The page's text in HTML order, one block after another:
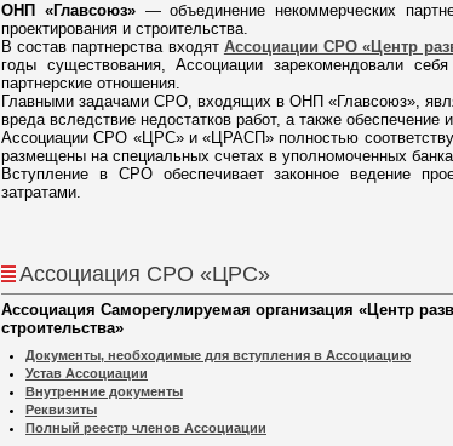
ОНП «Главсоюз»— объединение некоммерческих
проектирования и строительства.
В состав партнерства входят Ассоциации СРО «Центр
годы существования, Ассоциации зарекомендовали
партнерские отношения.
Главными задачами СРО, входящих в ОНП «Главсоюз»,
вреда вследствие недостатков работ, а также обеспечение
Ассоциации СРО «ЦРС» и «ЦРАСП» полностью
размещены на специальных счетах в уполномоченных
Вступление в СРО обеспечивает законное ведение
затратами.
Ассоциация СРО «ЦРС»
Ассоциация Саморегулируемая организация «Центр
строительства»
Документы, необходимые для вступления в Ассоциацию
Устав Ассоциации
Внутренние документы
Реквизиты
Полный реестр членов Ассоциации